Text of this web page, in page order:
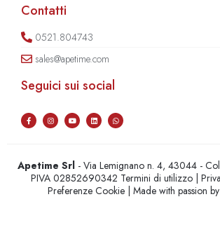
Contatti
0521.804743
sales@apetime.com
Seguici sui social
Apetime Srl - Via Lemignano n. 4, 43044 -
PIVA 02852690342 Termini di utilizzo|
Preferenze Cookie | Made with passion